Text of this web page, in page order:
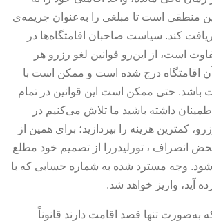
منطقی است تا مبلغی را به‌عنوان جریمه‌ی
کند. سیاست صاحبان اقامتگاه‌ها در
است، از این‌رو قوانین لغو رزرو هر
آن اقامتگاه درج شده است و ممکن است با
باشد. حتی ممکن است این قوانین در تمام
داشته باشید ما تلاش می‌کنیم در
کمترین هزینه را بپردازید؛ برای همین از
انصراف ، تورلیدررا از تصمیم خود مطلع
شود. وجه مسترد شده به شماره حسابی که با
آید، واریز خواهد شد.
به‌صورت تنها قصد اقامت دارند قانوناً